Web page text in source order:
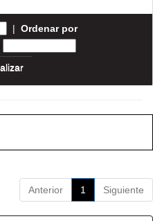
| Ordenar por
Anterior 1 Siguiente